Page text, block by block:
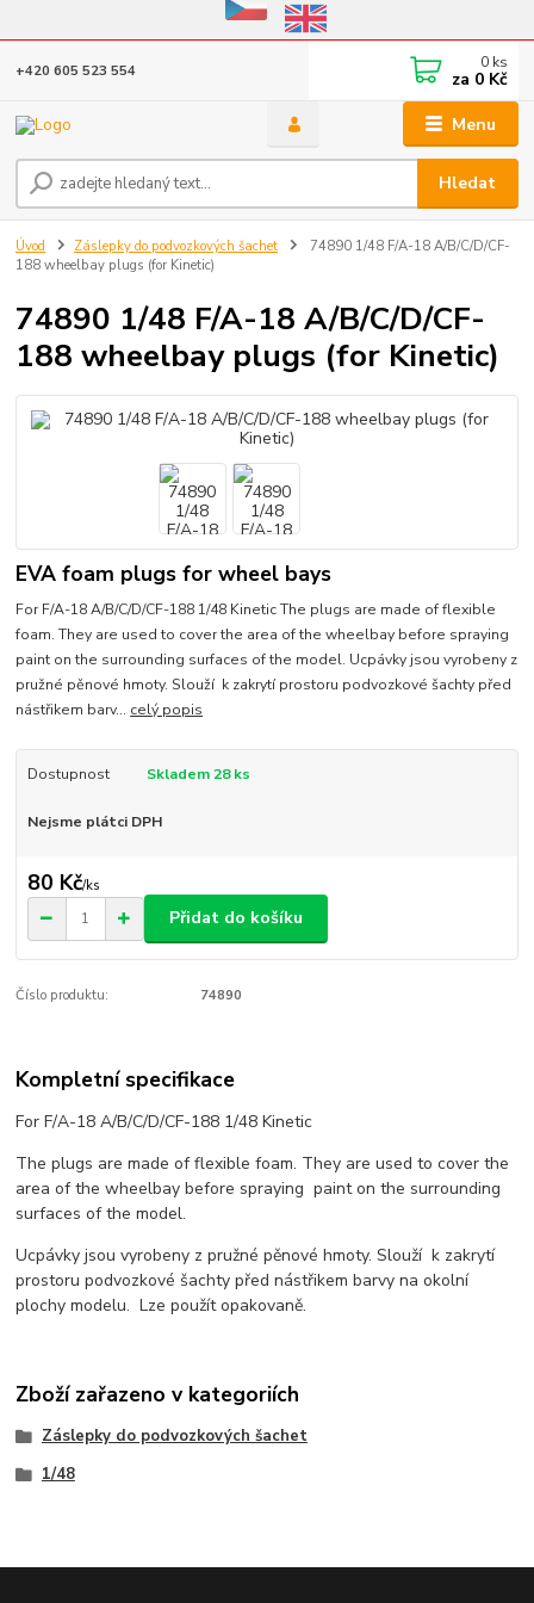
Eshop v provozu do 31.10.2026
Menu
Hledat
+420 605 523 554 0 ks
za 0 Kč
Úvod Záslepky do podvozkových šachet
74890 1/48 F/A-18 A/B/C/D/CF-
188 wheelbay plugs (for Kinetic)
74890 1/48 F/A-18 A/B/C/D/CF-
188 wheelbay plugs (for Kinetic)
EVA foam plugs for wheel bays
For F/A-18 A/B/C/D/CF-188 1/48 Kinetic The plugs are made of flexible
foam. They are used to cover the area of the wheelbay before spraying
paint on the surrounding surfaces of the model. Ucpávky jsou vyrobeny z
pružné pěnové hmoty. Slouží k zakrytí prostoru podvozkové šachty před
nástřikem barv... celý popis
Dostupnost Skladem 28 ks
Nejsme plátci DPH
80 Kč/ks
Přidat do košíku
Číslo produktu: 74890
Kompletní specifikace
For F/A-18 A/B/C/D/CF-188 1/48 Kinetic
The plugs are made of flexible foam. They are used to cover the
area of the wheelbay before spraying paint on the surrounding
surfaces of the model.
Ucpávky jsou vyrobeny z pružné pěnové hmoty. Slouží k zakrytí
prostoru podvozkové šachty před nástřikem barvy na okolní
plochy modelu. Lze použít opakovaně.
Zboží zařazeno v kategoriích
Záslepky do podvozkových šachet
1/48